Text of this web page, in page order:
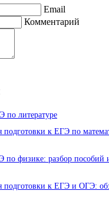
Email
Комментарий
по литературе
подготовки к ЕГЭ по
по физике: разбор пособий
подготовки к ЕГЭ и ОГЭ: